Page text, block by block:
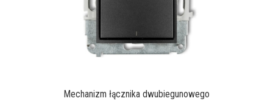
Mechanizm łącznika dwubiegunowego